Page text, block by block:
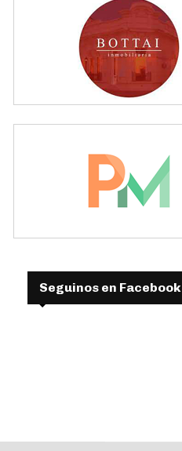
Seguinos en Facebook